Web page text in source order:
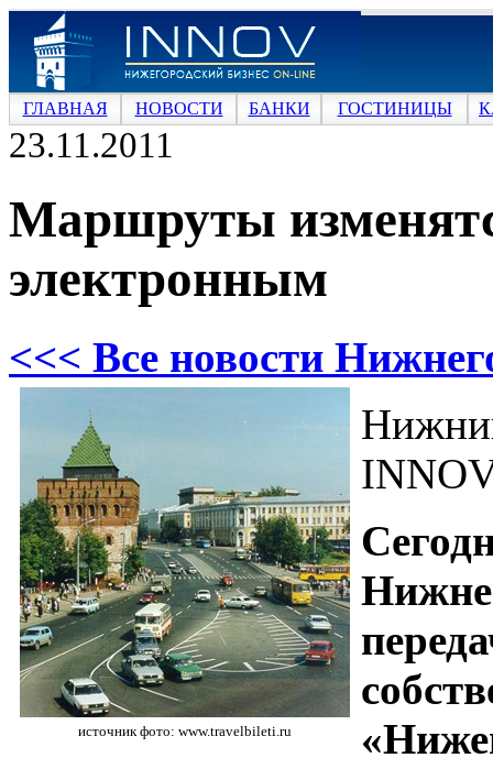
ГЛАВНАЯ НОВОСТИ БАНКИ ГОСТИНИЦЫ
23.11.2011
Маршруты
электронным
<<< Все новости
источник фото: www.travelbileti.ru